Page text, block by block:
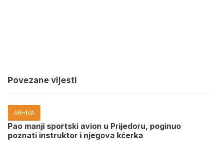
Povezane vijesti
ARHIVA
Pao manji sportski avion u Prijedoru, poginuo
poznati instruktor i njegova kćerka